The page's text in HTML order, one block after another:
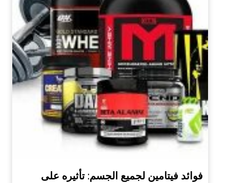
فوائد فيتامين لجميع الجسم: تأثيره على